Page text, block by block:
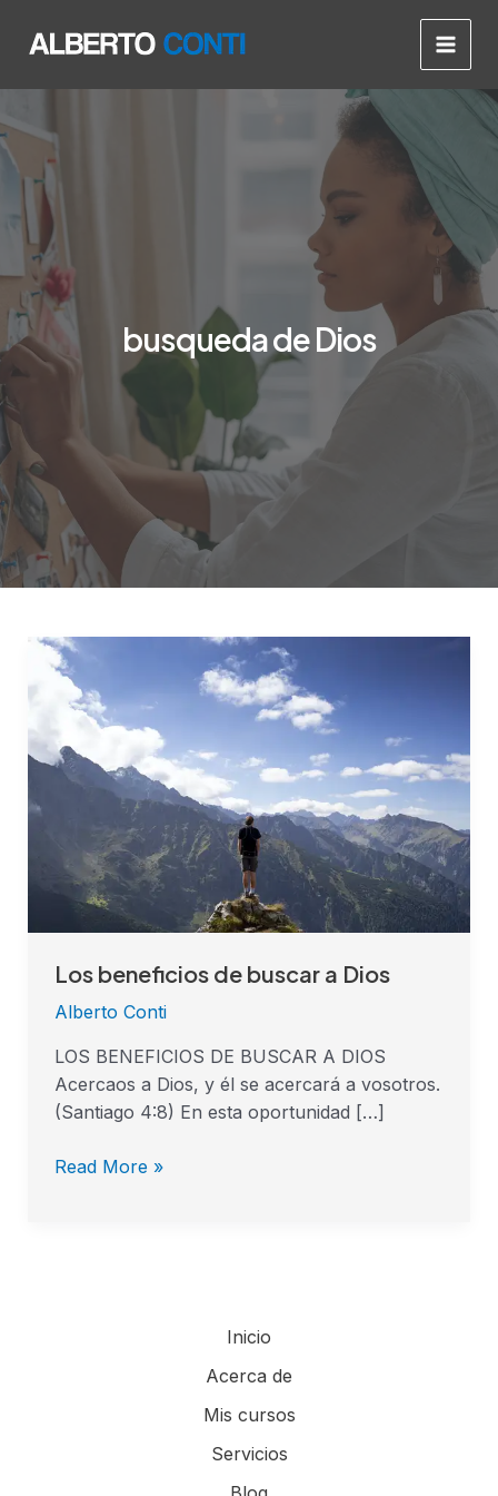
Main
busqueda de Dios
Los beneficios de buscar a Dios
Alberto Conti
LOS BENEFICIOS DE BUSCAR A DIOS
Acercaos a Dios, y él se acercará a vosotros.
(Santiago 4:8) En esta oportunidad […]
Los
beneficios
de
buscar
a
Dios
Read More »
Inicio
Acerca de
Mis cursos
Servicios